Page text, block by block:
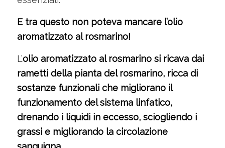
E tra questo non poteva mancare l’olio
aromatizzato al rosmarino!
L’olio aromatizzato al rosmarino si ricava dai
rametti della pianta del rosmarino, ricca di
sostanze funzionali che migliorano il
funzionamento del sistema linfatico,
drenando i liquidi in eccesso, sciogliendo i
grassi e migliorando la circolazione